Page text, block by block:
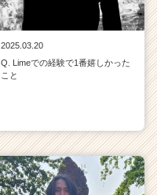
2025.03.20
Q. Limeでの経験で1番嬉しかった
こと